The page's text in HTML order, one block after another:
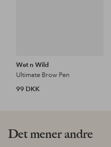
Wet n Wild
Ultimate Brow Pen
99 DKK
Det mener andre